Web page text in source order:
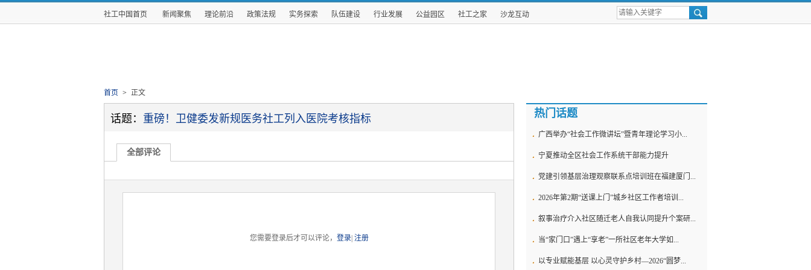
社工中国首页 新闻聚焦 理论前沿 政策法规 实务探索 队伍建设 行业发展 公益园区 社工之家 沙龙互动
首页 > 正文
话题： 重磅！卫健委发新规医务社工列入医院考核指标
全部评论
您需要登录后才可以评论， 登录| 注册
热门话题
广西举办“社会工作微讲坛”暨青年理论学习小...
宁夏推动全区社会工作系统干部能力提升
党建引领基层治理观察联系点培训班在福建厦门...
2026年第2期“送课上门”城乡社区工作者培训...
叙事治疗介入社区随迁老人自我认同提升个案研...
当“家门口”遇上“享老”一所社区老年大学如...
以专业赋能基层 以心灵守护乡村—2026“圆梦...